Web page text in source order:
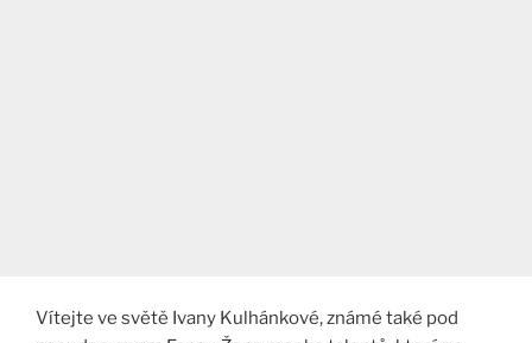
Vítejte ve světě Ivany Kulhánkové, známé také pod